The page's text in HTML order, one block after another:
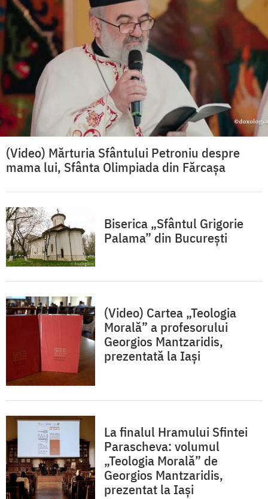
(Video) Mărturia Sfântului Petroniu despre
mama lui, Sfânta Olimpiada din Fărcașa
Biserica „Sfântul Grigorie
Palama” din București
(Video) Cartea „Teologia
Morală” a profesorului
Georgios Mantzaridis,
prezentată la Iași
La finalul Hramului Sfintei
Parascheva: volumul
„Teologia Morală” de
Georgios Mantzaridis,
prezentat la Iași